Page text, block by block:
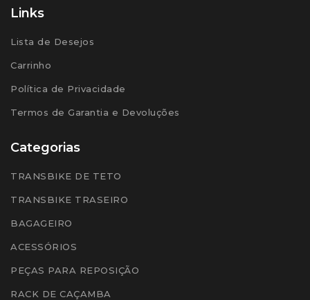
Links
Lista de Desejos
Carrinho
Política de Privacidade
Termos de Garantia e Devoluções
Categorias
TRANSBIKE DE TETO
TRANSBIKE TRASEIRO
BAGAGEIRO
ACESSÓRIOS
PEÇAS PARA REPOSIÇÃO
RACK DE CAÇAMBA